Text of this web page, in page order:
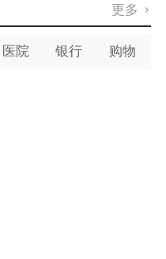
更多 
医院 银行 购物